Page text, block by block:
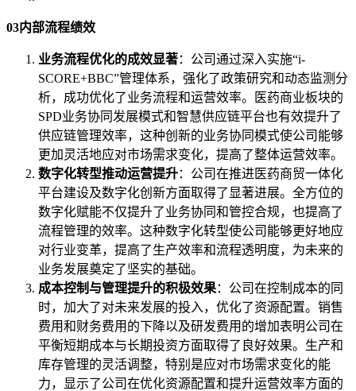
03内部流程绩效
业务流程优化的成效显著：公司通过深入实施“i-
SCORE+BBC”管理体系，强化了政策研究和动态监测分
析，成功优化了业务流程和运营效率。医药商业板块的
SPD业务协同发展模式和智慧供应链平台也有效提升了
供应链管理效率，这种创新的业务协同模式使公司能够
更加灵活地应对市场需求变化，提高了整体运营效率。
数字化转型推动运营提升：公司在推进医药商贸一体化
平台建设及数字化创新方面取得了显著进展。全方位的
数字化赋能不仅提升了业务协同和管控合规，也提高了
流程管理的效率。这种数字化转型使公司能够更好地应
对行业变革，提高了生产效率和流程透明度，为未来的
业务发展奠定了坚实的基础。
成本控制与管理提升的积极效果：公司在控制成本的同
时，加大了对未来发展的投入，优化了资源配置。销售
费用和财务费用的下降以及研发费用的增加表明公司在
平衡短期成本与长期投资方面取得了良好效果。生产和
库存管理的灵活调整，特别是应对市场需求变化的能
力，显示了公司在优化资源配置和提升运营效率方面的